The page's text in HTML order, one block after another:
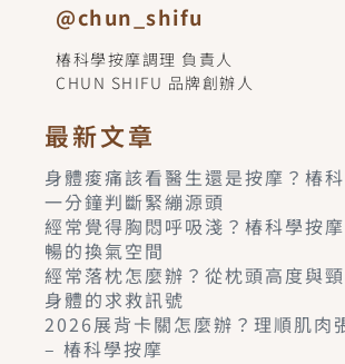
@chun_shifu
椿科學按摩調理 負責人
CHUN SHIFU 品牌創辦人
最新文章
身體痠痛該看醫生還是按摩？椿
一分鐘判斷緊繃源頭
經常覺得胸悶呼吸淺？椿科學按
暢的換氣空間
經常落枕怎麼辦？從枕頭高度與
身體的求救訊號
2026展背卡關怎麼辦？理順肌肉
– 椿科學按摩